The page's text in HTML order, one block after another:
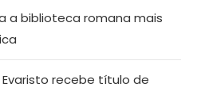
a biblioteca romana mais
recebe título de